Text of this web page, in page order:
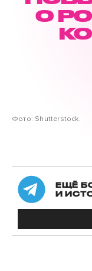
О
Фото: Shutterstock.
ЕЩЁ
И